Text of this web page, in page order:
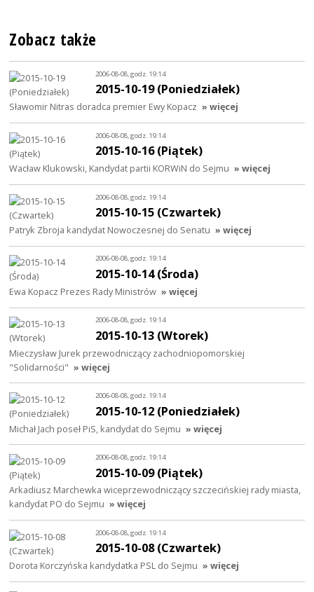
Zobacz także
2006-08-08, godz. 19:14
2015-10-19 (Poniedziałek)
Sławomir Nitras doradca premier Ewy Kopacz » więcej
2006-08-08, godz. 19:14
2015-10-16 (Piątek)
Wacław Klukowski, Kandydat partii KORWiN do Sejmu » więcej
2006-08-08, godz. 19:14
2015-10-15 (Czwartek)
Patryk Zbroja kandydat Nowoczesnej do Senatu » więcej
2006-08-08, godz. 19:14
2015-10-14 (Środa)
Ewa Kopacz Prezes Rady Ministrów » więcej
2006-08-08, godz. 19:14
2015-10-13 (Wtorek)
Mieczysław Jurek przewodniczący zachodniopomorskiej
"Solidarności" » więcej
2006-08-08, godz. 19:14
2015-10-12 (Poniedziałek)
Michał Jach poseł PiS, kandydat do Sejmu » więcej
2006-08-08, godz. 19:14
2015-10-09 (Piątek)
Arkadiusz Marchewka wiceprzewodniczący szczecińskiej rady miasta,
kandydat PO do Sejmu » więcej
2006-08-08, godz. 19:14
2015-10-08 (Czwartek)
Dorota Korczyńska kandydatka PSL do Sejmu » więcej